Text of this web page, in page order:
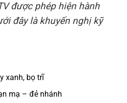
được phép hiện hành
đây là khuyến nghị kỹ
xanh, bọ trĩ
mạ – đẻ nhánh